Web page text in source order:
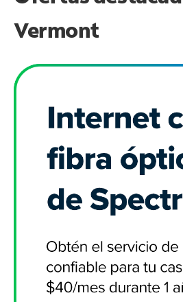
Vermont